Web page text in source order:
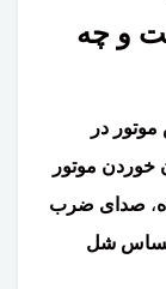
و چه
در
خوردن موتور
، صدای ضرب
شل